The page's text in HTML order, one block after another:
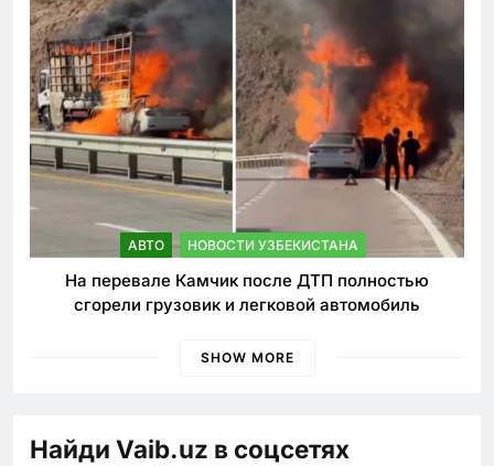
АВТО НОВОСТИ УЗБЕКИСТАНА
На перевале Камчик после ДТП полностью
сгорели грузовик и легковой автомобиль
SHOW MORE
Найди Vaib.uz в соцсетях